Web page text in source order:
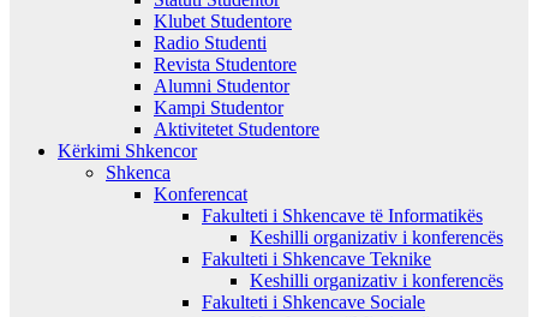
Klubet Studentore
Radio Studenti
Revista Studentore
Alumni Studentor
Kampi Studentor
Aktivitetet Studentore
Kërkimi Shkencor
Shkenca
Konferencat
Fakulteti i Shkencave të Informatikës
Keshilli organizativ i konferencës
Fakulteti i Shkencave Teknike
Keshilli organizativ i konferencës
Fakulteti i Shkencave Sociale